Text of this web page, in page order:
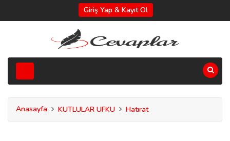
Giriş Yap & Kayıt Ol
Anasayfa KUTLULAR UFKU Hatırat